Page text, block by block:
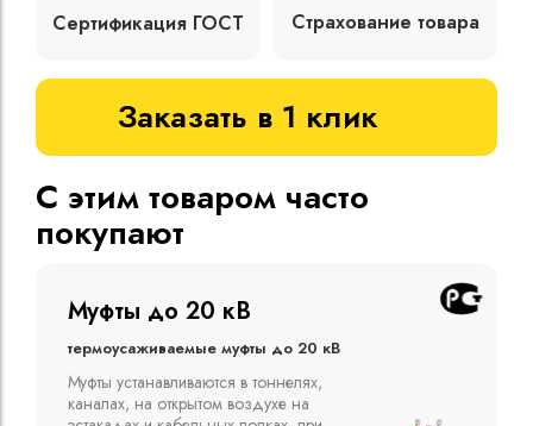
Сертификация ГОСТ Страхование товара
Заказать в 1 клик
С этим товаром часто
покупают
Муфты до 10 кВ
Термоусаживаемые муфты до 10 кВ
Компания ООО "Москабельторг"
предлагает, как соединительные